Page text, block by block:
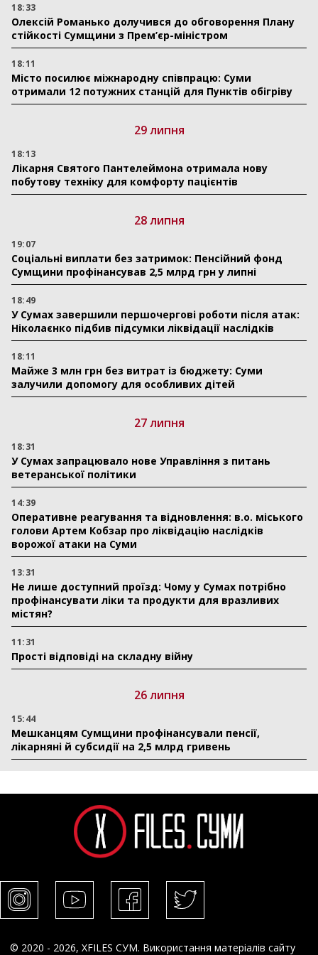
18:33
Олексій Романько долучився до обговорення Плану
стійкості Сумщини з Прем’єр-міністром
18:11
Місто посилює міжнародну співпрацю: Суми
отримали 12 потужних станцій для Пунктів обігріву
29 липня
18:13
Лікарня Святого Пантелеймона отримала нову
побутову техніку для комфорту пацієнтів
28 липня
19:07
Соціальні виплати без затримок: Пенсійний фонд
Сумщини профінансував 2,5 млрд грн у липні
18:49
У Сумах завершили першочергові роботи після атак:
Ніколаєнко підбив підсумки ліквідації наслідків
18:11
Майже 3 млн грн без витрат із бюджету: Суми
залучили допомогу для особливих дітей
27 липня
18:31
У Сумах запрацювало нове Управління з питань
ветеранської політики
14:39
Оперативне реагування та відновлення: в.о. міського
голови Артем Кобзар про ліквідацію наслідків
ворожої атаки на Суми
13:31
Не лише доступний проїзд: Чому у Сумах потрібно
профінансувати ліки та продукти для вразливих
містян?
11:31
Прості відповіді на складну війну
26 липня
15:44
Мешканцям Сумщини профінансували пенсії,
лікарняні й субсидії на 2,5 млрд гривень
© 2020 - 2026, XFILES СУМ. Використання матеріалів сайту